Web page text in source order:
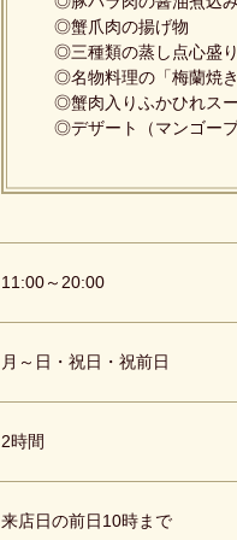
◎蟹爪肉の揚げ物
◎三種類の蒸し点心盛
◎名物料理の「梅蘭焼き
◎蟹肉入りふかひれス
◎デザート（マンゴープ
11:00～20:00
月～日・祝日・祝前日
2時間
来店日の前日10時まで